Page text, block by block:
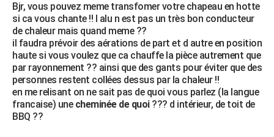
Bjr, vous pouvez meme transfomer votre chapeau en hotte
si ca vous chante !! l alu n est pas un très bon conducteur
de chaleur mais quand meme ??
il faudra prévoir des aérations de part et d autre en position
haute si vous voulez que ca chauffe la pièce autrement que
par rayonnement ?? ainsi que des gants pour éviter que des
personnes restent collées dessus par la chaleur !!
en me relisant on ne sait pas de quoi vous parlez (la langue
francaise) une cheminée de quoi ??? d intérieur, de toit de
BBQ ??